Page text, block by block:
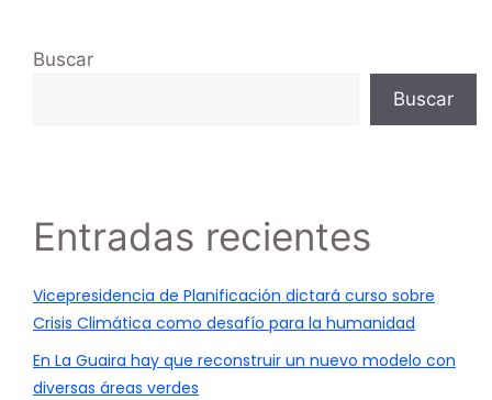
Buscar
Buscar
Entradas recientes
Vicepresidencia de Planificación dictará curso sobre
Crisis Climática como desafío para la humanidad
En La Guaira hay que reconstruir un nuevo modelo con
diversas áreas verdes